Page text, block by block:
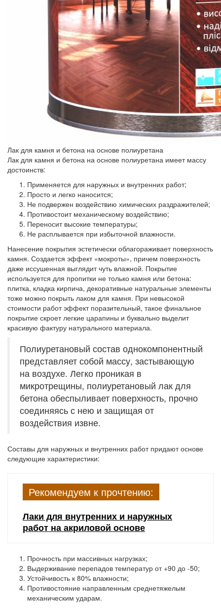
Лак для камня и бетона на основе полиуретана
Лак для камня и бетона на основе полиуретана имеет массу
достоинств:
Применяется для наружных и внутренних работ;
Просто и легко наносится;
Не подвержен воздействию химических раздражителей;
Противостоит механическому воздействию;
Переносит высокие температуры;
Не расплывается при избыточной влажности.
Нанесение покрытия эстетически облагораживает поверхность
камня. Создается эффект «мокроты», причем поверхность
даже иссушенная выглядит чуть влажной. Покрытие
используется для пропитки не только камня или бетона:
плитка, кладка кирпича, декоративные натуральные элементы
тоже можно покрыть лаком для камня. При невысокой
стоимости работ эффект поразительный, такое финальное
покрытие скроет легкие царапины и буквально выделит
красивую фактуру натурального материала.
Полиуретановый состав однокомпонентный
представляет собой массу, застывающую
на воздухе. Легко проникая в
микротрещины, полиуретановый лак для
бетона обеспыливает поверхность, прочно
соединяясь с нею и защищая от
воздействия извне.
Составы для наружных и внутренних работ придают основе
следующие характеристики:
Рекомендуем к прочтению:
Лаки для внутренних и наружных
работ на акриловой основе
Прочность при массивных нагрузках;
Выдерживание перепадов температур от +90 до -50;
Устойчивость к 80% влажности;
Противостояние направленным среднетяжелым
механическим ударам.